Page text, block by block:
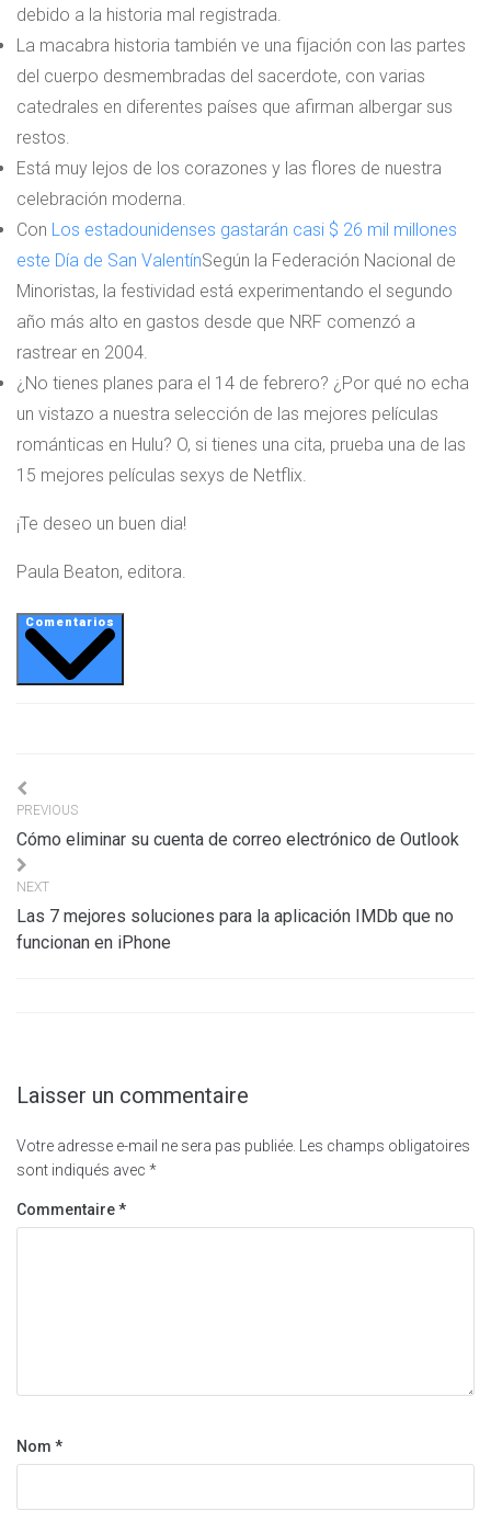
debido a la historia mal registrada.
La macabra historia también ve una fijación con las partes
del cuerpo desmembradas del sacerdote, con varias
catedrales en diferentes países que afirman albergar sus
restos.
Está muy lejos de los corazones y las flores de nuestra
celebración moderna.
Con Los estadounidenses gastarán casi $ 26 mil millones
este Día de San ValentínSegún la Federación Nacional de
Minoristas, la festividad está experimentando el segundo
año más alto en gastos desde que NRF comenzó a
rastrear en 2004.
¿No tienes planes para el 14 de febrero? ¿Por qué no echa
un vistazo a nuestra selección de las mejores películas
románticas en Hulu? O, si tienes una cita, prueba una de las
15 mejores películas sexys de Netflix.
¡Te deseo un buen dia!
Paula Beaton, editora.
Comentarios
Navigation
de
l’article
PREVIOUS
Cómo eliminar su cuenta de correo electrónico de Outlook
NEXT
Las 7 mejores soluciones para la aplicación IMDb que no
funcionan en iPhone
Laisser un commentaire
Votre adresse e-mail ne sera pas publiée.
Les champs obligatoires
sont indiqués avec *
Commentaire*
Nom *